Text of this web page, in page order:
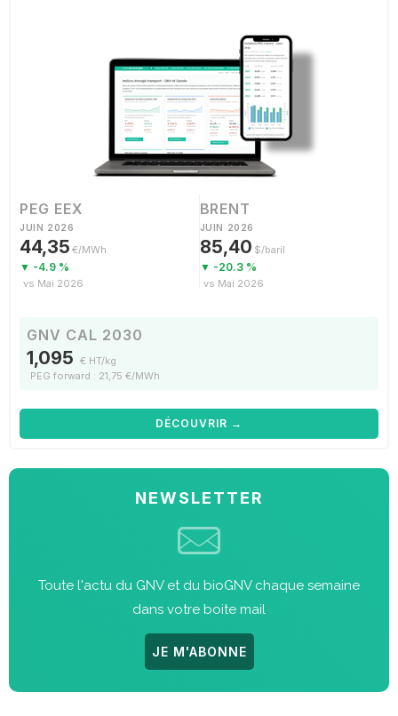
PEG EEX
JUIN 2026
44,35 €/MWh
▼ -4.9 %
vs Mai 2026
BRENT
JUIN 2026
85,40 $/baril
▼ -20.3 %
vs Mai 2026
GNV CAL 2030
1,095 € HT/kg
PEG forward : 21,75 €/MWh
DÉCOUVRIR →
NEWSLETTER
Toute l'actu du GNV et du bioGNV chaque semaine
dans votre boite mail
JE M'ABONNE